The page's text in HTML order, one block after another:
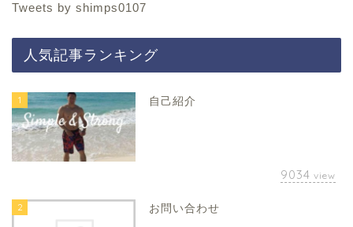
Tweets by shimps0107
人気記事ランキング
1 自己紹介
9034 view
2 お問い合わせ